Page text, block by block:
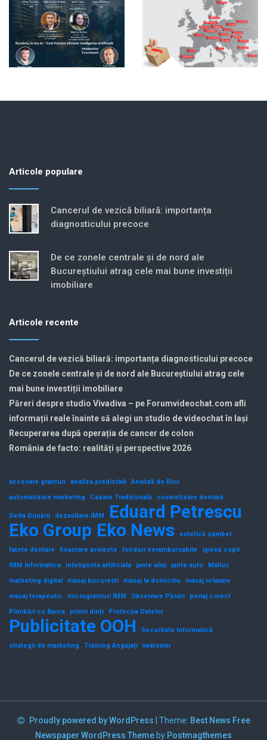
Articole populare
Cancerul de vezică biliară: importanța
diagnosticului precoce
De ce zonele centrale și de nord ale
Bucureștiului atrag cele mai bune investiții
imobiliare
Articole recente
Cancerul de vezică biliară: importanța diagnosticului precoce
De ce zonele centrale și de nord ale Bucureștiului atrag cele
mai bune investiții imobiliare
Păreri despre studio Vivadiva – pe Forumvideochat.com afli
informații reale înainte să alegi un studio de videochat în Iași
Recuperarea după operația de cancer de colon
România de facto: realități și perspective 2026
accesare granturi analiza predictivă
Analiză de Risc
automatizare marketing
Cazare Tradițională cosmetizare dentară
Delta Dunării dezvoltare IMM
Eduard Petrescu
Eko Group Eko News
estetică zâmbet
fațete dentare
finanțare proiecte fonduri nerambursabile
igienă copii
IMM Informatica
inteligenta artificiala jante aliaj jante auto
Maliuc
marketing digital
masaj bucuresti masaj la domiciliu
masaj relaxare
masaj terapeutic
microgranturi IMM Observare Păsări
periaj corect
Plimbări cu Barca
primii dinți Protecția Datelor
Publicitate OOH
Securitate Informatică
strategii de marketing
Training Angajați vadrexim
Proudly powered by WordPress Theme: Best News Free
Newspaper WordPress Theme by Postmagthemes